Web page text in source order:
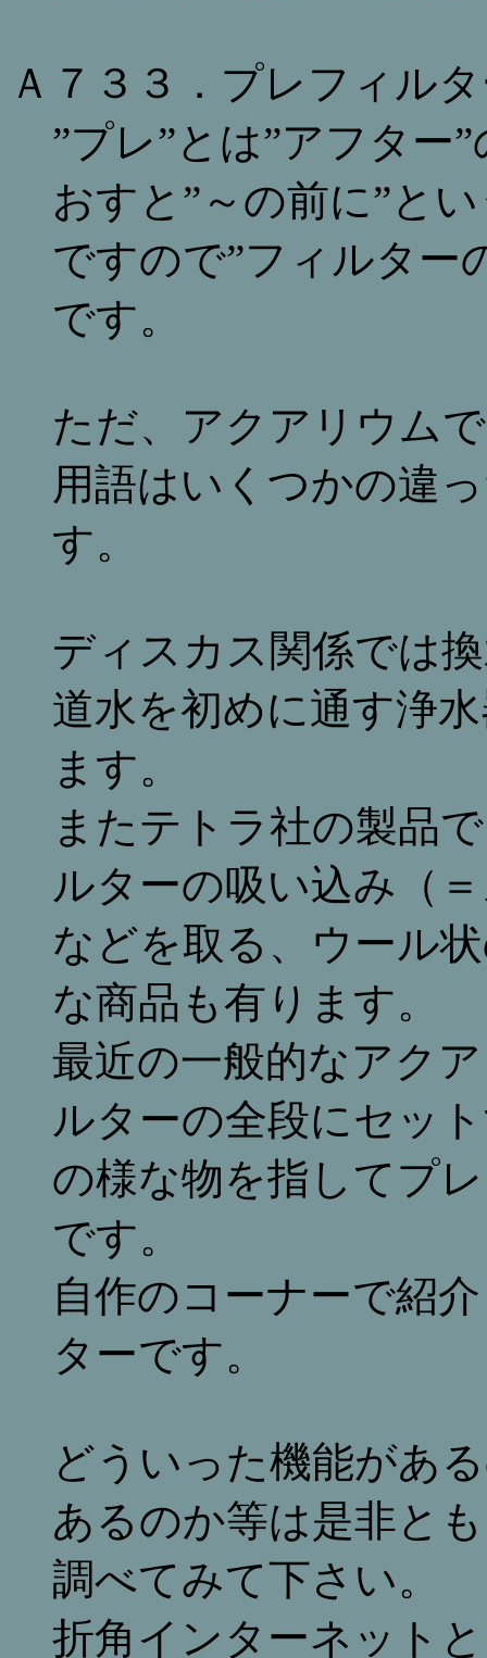
Ａ７３３．プレフィル
”プレ”とは”アフター
おすと”～の前に”と
ですので”フィルター
です。
ただ、アクアリウム
用語はいくつかの違
す。
ディスカス関係では
道水を初めに通す浄
ます。
またテトラ社の製品
ルターの吸い込み（
などを取る、ウール
な商品も有ります。
最近の一般的なアク
ルターの全段にセッ
の様な物を指してプ
です。
自作のコーナーで紹
ターです。
どういった機能があ
あるのか等は是非と
調べてみて下さい。
折角インターネット